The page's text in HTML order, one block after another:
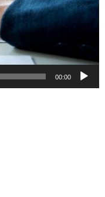
00:00